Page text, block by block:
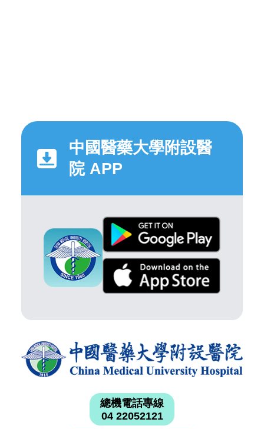
中國醫藥大學附設醫
院 APP
總機電話專線
04 22052121